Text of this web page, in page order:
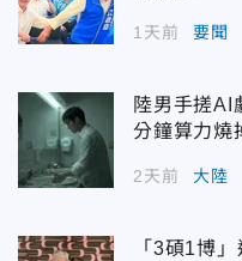
1天前 要聞
陸男手搓
分鐘算力燒
2天前 大陸
「3碩1博